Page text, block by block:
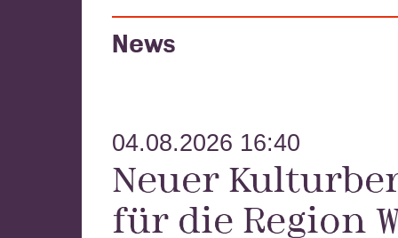
News
04.08.2026 16:40
Neuer
für die Region